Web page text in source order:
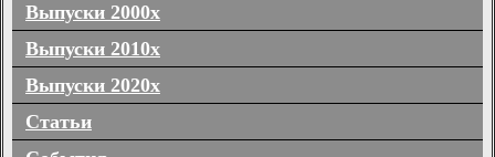
Выпуски 2000х
Выпуски 2010х
Выпуски 2020х
Статьи